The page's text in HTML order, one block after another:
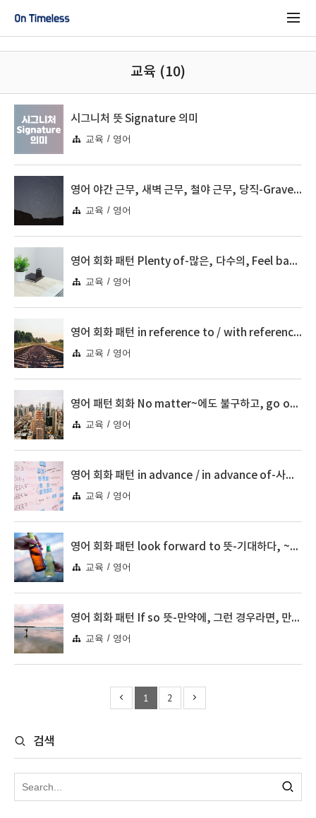
교육 (10)
시그니처 뜻 Signature 의미
교육 / 영어
영어 야간 근무, 새벽 근무, 철야 근무, 당직-Graveyard Shift, 패턴회화
교육 / 영어
영어 회화 패턴 Plenty of-많은, 다수의, Feel bad about-~에 안타깝다
교육 / 영어
영어 회화 패턴 in reference to / with reference to-~와 관련해서, ~에 대해서
교육 / 영어
영어 패턴 회화 No matter~에도 불구하고, go out for ~하러 나가다
교육 / 영어
영어 회화 패턴 in advance / in advance of-사전에, 이전에, ~보다 미리
교육 / 영어
영어 회화 패턴 look forward to 뜻-기대하다, ~을 학수고대하다
교육 / 영어
영어 회화 패턴 If so 뜻-만약에, 그런 경우라면, 만약 그렇다면
교육 / 영어
1 2
검색